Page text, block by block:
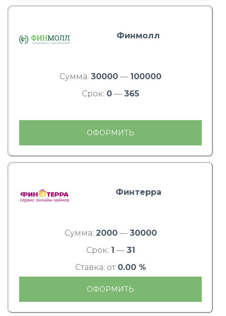
Финмолл
Сумма: 30000 — 100000
Срок: 0 — 365
ОФОРМИТЬ
Финтерра
Сумма: 2000— 30000
Срок: 1 — 31
Ставка: от 0.00 %
ОФОРМИТЬ